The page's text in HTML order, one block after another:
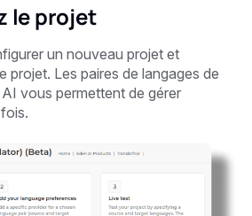
le projet
un nouveau projet et
projet. Les paires de langages de
vous permettent de gérer